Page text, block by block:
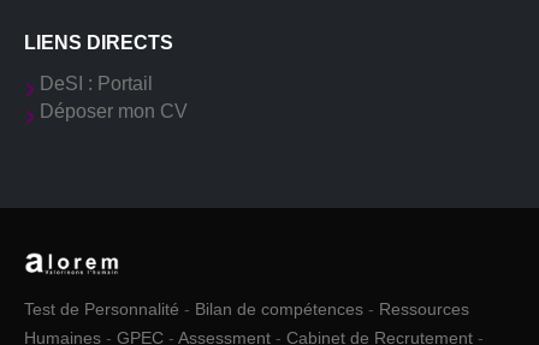
LIENS DIRECTS
DeSI : Portail
Déposer mon CV
Test de Personnalité - Bilan de compétences - Ressources
Humaines - GPEC - Assessment - Cabinet de Recrutement -